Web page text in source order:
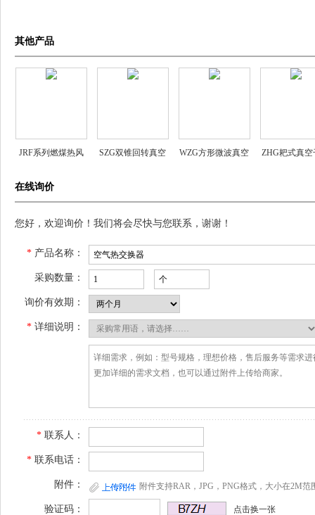
其他产品
JRF系列燃煤热风 SZG双锥回转真空 WZG方形微波真空 ZHG耙式真空
在线询价
您好，欢迎询价！我们将会尽快与您联系，谢谢！
* 产品名称：
采购数量：
询价有效期：
* 详细说明：
* 联系人：
* 联系电话：
附件： 附件支持RAR，JPG，PNG格式，大小在2M范
验证码： 点击换一张